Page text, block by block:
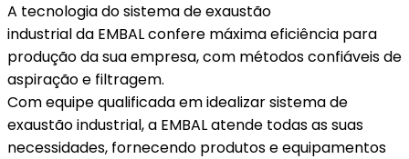
A tecnologia do sistema de exaustão
industrial da EMBAL confere máxima eficiência para
produção da sua empresa, com métodos confiáveis de
aspiração e filtragem.
Com equipe qualificada em idealizar sistema de
exaustão industrial, a EMBAL atende todas as suas
necessidades, fornecendo produtos e equipamentos